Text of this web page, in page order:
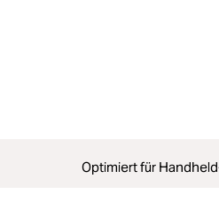
Optimiert für